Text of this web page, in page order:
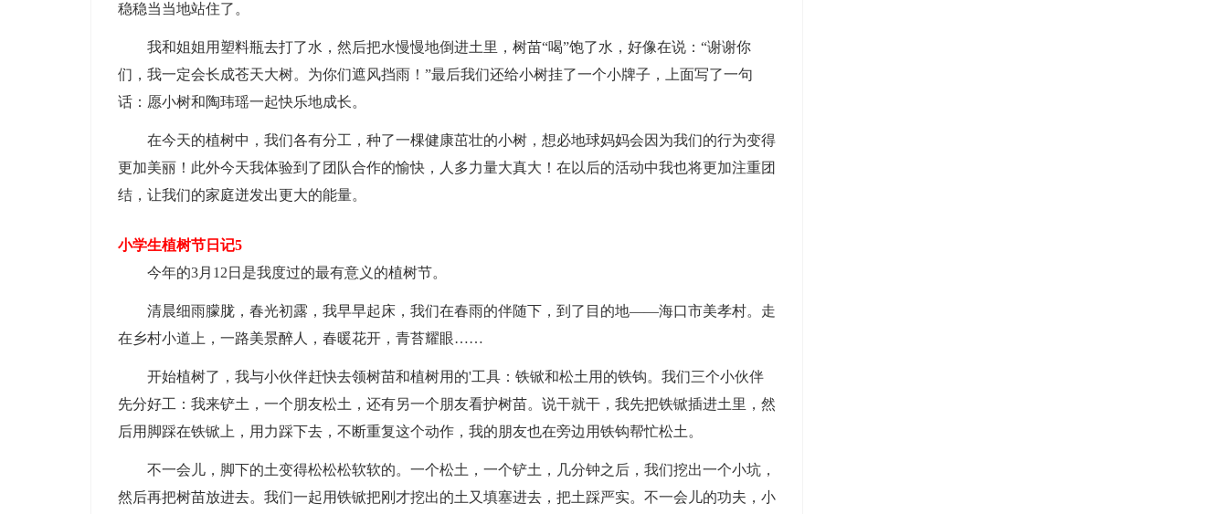
稳稳当当地站住了。
我和姐姐用塑料瓶去打了水，然后把水慢慢地倒进土里，树苗“喝”饱了水，好像在说：“谢谢你
们，我一定会长成苍天大树。为你们遮风挡雨！”最后我们还给小树挂了一个小牌子，上面写了一句
话：愿小树和陶玮瑶一起快乐地成长。
在今天的植树中，我们各有分工，种了一棵健康茁壮的小树，想必地球妈妈会因为我们的行为变得
更加美丽！此外今天我体验到了团队合作的愉快，人多力量大真大！在以后的活动中我也将更加注重团
结，让我们的家庭迸发出更大的能量。
小学生植树节日记5
今年的3月12日是我度过的最有意义的植树节。
清晨细雨朦胧，春光初露，我早早起床，我们在春雨的伴随下，到了目的地——海口市美孝村。走
在乡村小道上，一路美景醉人，春暖花开，青苔耀眼……
开始植树了，我与小伙伴赶快去领树苗和植树用的'工具：铁锨和松土用的铁钩。我们三个小伙伴
先分好工：我来铲土，一个朋友松土，还有另一个朋友看护树苗。说干就干，我先把铁锨插进土里，然
后用脚踩在铁锨上，用力踩下去，不断重复这个动作，我的朋友也在旁边用铁钩帮忙松土。
不一会儿，脚下的土变得松松松软软的。一个松土，一个铲土，几分钟之后，我们挖出一个小坑，
然后再把树苗放进去。我们一起用铁锨把刚才挖出的土又填塞进去，把土踩严实。不一会儿的功夫，小